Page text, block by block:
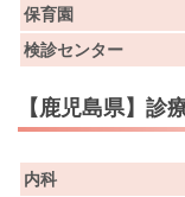
保育園
検診センター
【鹿児島県】診
内科